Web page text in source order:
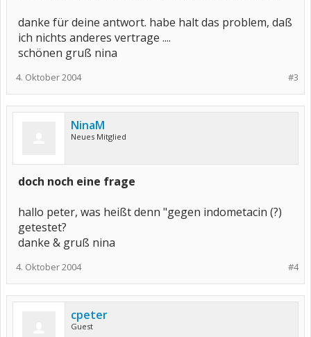
danke für deine antwort. habe halt das problem, daß
ich nichts anderes vertrage ....
schönen gruß nina
#3
4. Oktober 2004
NinaM
Neues Mitglied
doch noch eine frage
hallo peter, was heißt denn "gegen indometacin (?)
getestet?
danke & gruß nina
#4
4. Oktober 2004
cpeter
Guest